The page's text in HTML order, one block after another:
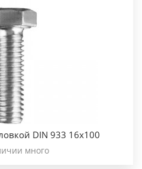
DIN 933 16х100
много